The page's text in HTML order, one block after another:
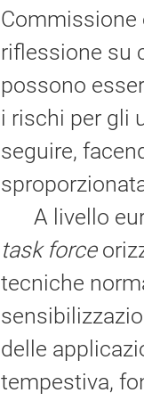
Commissione
riflessione su
possono
i rischi per gli
seguire,
A livello
task force
tecniche
delle
tempestiva,